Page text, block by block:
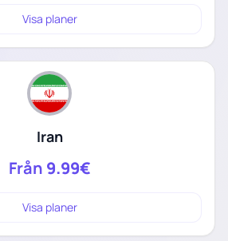
Visa planer
Iran
Från 9.99€
Visa planer